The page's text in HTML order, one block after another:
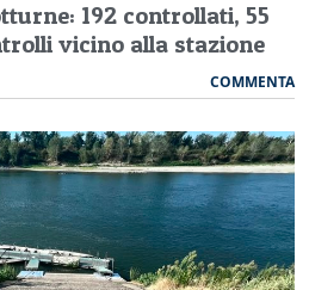
192 controllati, 55
vicino alla stazione
COMMENTA